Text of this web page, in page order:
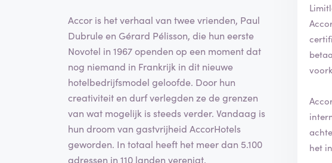
Accor is het verhaal van twee vrienden, Paul
Dubrule en Gérard Pélisson, die hun eerste
Novotel in 1967 openden op een moment dat
nog niemand in Frankrijk in dit nieuwe
hotelbedrijfsmodel geloofde. Door hun
creativiteit en durf verlegden ze de grenzen
van wat mogelijk is steeds verder. Vandaag is
hun droom van gastvrijheid AccorHotels
geworden. In totaal heeft het meer dan 5.100
adressen in 110 landen verenigt.
het